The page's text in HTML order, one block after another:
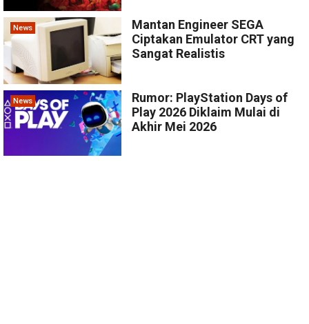
News
Mantan Engineer SEGA
Ciptakan Emulator CRT yang
Sangat Realistis
News
Rumor: PlayStation Days of
Play 2026 Diklaim Mulai di
Akhir Mei 2026